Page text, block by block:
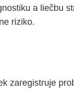
a liečbu
riziko.
zaregistruje